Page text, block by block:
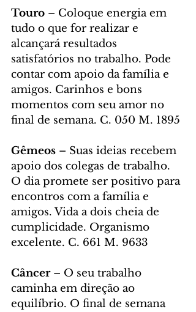
Touro – Coloque energia em
tudo o que for realizar e
alcançará resultados
satisfatórios no trabalho. Pode
contar com apoio da família e
amigos. Carinhos e bons
momentos com seu amor no
final de semana. C. 050 M. 1895
Gêmeos – Suas ideias recebem
apoio dos colegas de trabalho.
O dia promete ser positivo para
encontros com a família e
amigos. Vida a dois cheia de
cumplicidade. Organismo
excelente. C. 661 M. 9633
Câncer – O seu trabalho
caminha em direção ao
equilíbrio. O final de semana